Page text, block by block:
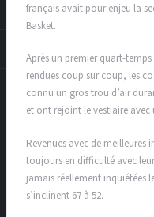
français avait pour enjeu la
Basket.
Après un premier quart-
rendues coup sur coup, les
connu un gros trou d’air
et ont rejoint le vestiaire avec
Revenues avec de
toujours en difficulté avec
jamais réellement inquiétées
s’inclinent 67 à 52.